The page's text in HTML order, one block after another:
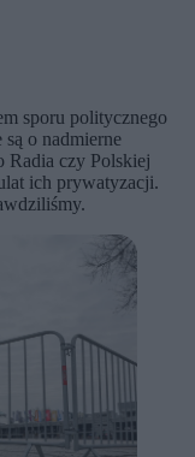
sporu politycznego
o nadmierne
Radia czy Polskiej
ich prywatyzacji.